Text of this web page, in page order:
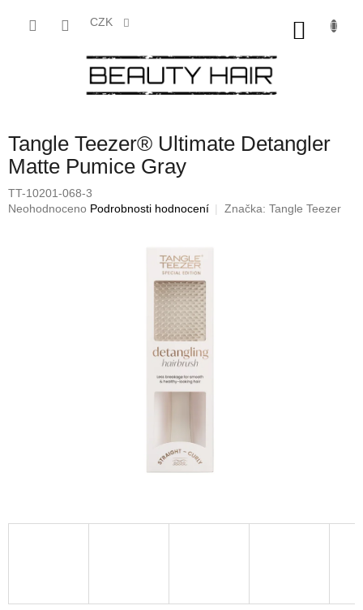
CZK
Tangle Teezer® Ultimate Detangler
Matte Pumice Gray
TT-10201-068-3
Průměrné
Neohodnoceno Podrobnosti hodnocení Značka: Tangle Teezer